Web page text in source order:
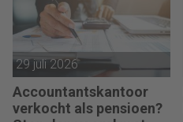
29 juli 2026
Accountantskantoor
verkocht als pensioen?